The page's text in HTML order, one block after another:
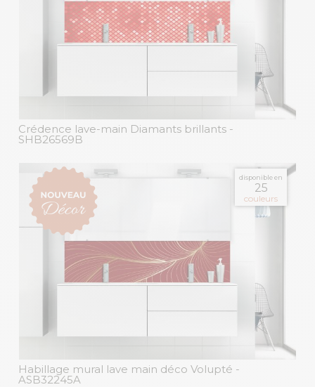
Crédence lave-main Diamants brillants -
SHB26569B
disponible en
25
couleurs
Habillage mural lave main déco Volupté -
ASB32245A